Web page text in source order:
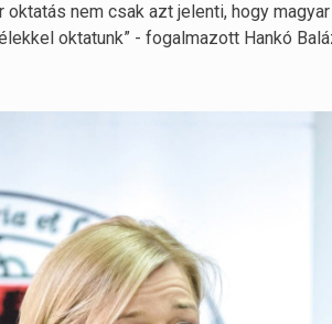
oktatás nem csak azt jelenti, hogy
oktatunk” - fogalmazott Hankó